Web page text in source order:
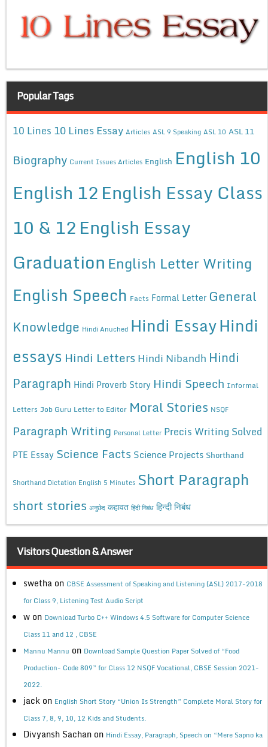
Popular Tags
10 Lines 10 Lines Essay Articles ASL 9 Speaking ASL 10 ASL 11
Biography Current Issues Articles English English 10
English 12English Essay Class
10 & 12English Essay
Graduation English Letter Writing
English Speech Facts Formal Letter General
Knowledge Hindi Anuched Hindi EssayHindi
essays Hindi Letters Hindi Nibandh Hindi
Paragraph Hindi Proverb Story Hindi Speech Informal
Letters Job Guru Letter to Editor Moral Stories NSQF
Paragraph Writing Personal Letter Precis Writing Solved
PTE Essay Science Facts Science Projects Shorthand
Shorthand Dictation English 5 Minutes Short Paragraph
short stories अनुछेद कहावत हिंदी निबंध हिन्दी निबंध
Visitors Question & Answer
swetha on CBSE Assessment of Speaking and Listening (ASL) 2017-2018
for Class 9, Listening Test Audio Script
w on Download Turbo C++ Windows 4.5 Software for Computer Science
Class 11 and 12 , CBSE
Mannu Mannu on Download Sample Question Paper Solved of “Food
Production- Code 809” for Class 12 NSQF Vocational, CBSE Session 2021-
2022.
jack on English Short Story “Union Is Strength” Complete Moral Story for
Class 7, 8, 9, 10, 12 Kids and Students.
Divyansh Sachan on Hindi Essay, Paragraph, Speech on “Mere Sapno ka